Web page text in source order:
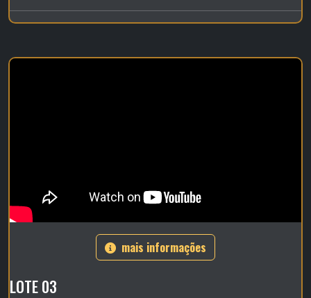
mais informações
LOTE 03